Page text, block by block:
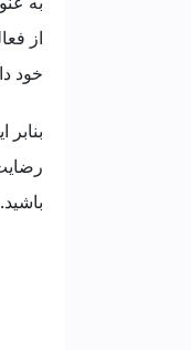
از
خود
باشید.